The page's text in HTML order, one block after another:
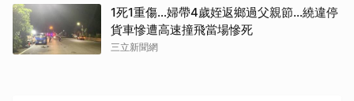
1死1重傷…婦帶4歲姪返鄉過父親節…繞違停
貨車慘遭高速撞飛當場慘死
三立新聞網